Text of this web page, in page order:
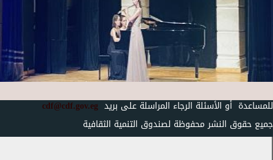
للمساعدة أو الأسئلة الرجاء المراسلة على بريد
جميع حقوق النشر محفوظة لصندوق التنمية الثقافية